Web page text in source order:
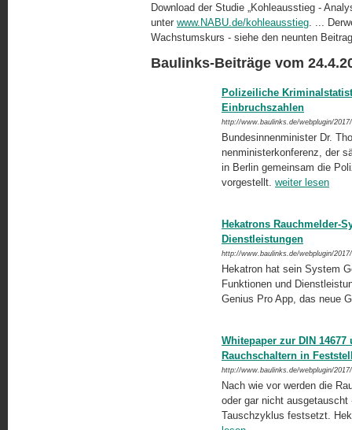
Download der Studie „Kohleausstieg -
unter www.NABU.de/kohleausstieg . ...
Wachstumskurs - siehe den neunten
Baulinks-Beiträge vom
Polizeiliche
Einbruchszahlen
http://www.baulinks.de/webplugin/
Bundesinnenminister Dr.
nenministerkonferenz, der
in Berlin gemeinsam die
vorgestellt. weiter lesen
Hekatrons Rauchmelder-
Dienstleistungen
http://www.baulinks.de/webplugin/
Hekatron hat sein System
Funktionen und
Genius Pro App, das neue
Whitepaper zur DIN
Rauchschaltern in
http://www.baulinks.de/webplugin/
Nach wie vor werden die
oder gar nicht ausgetauscht
Tauschzyklus festsetzt.